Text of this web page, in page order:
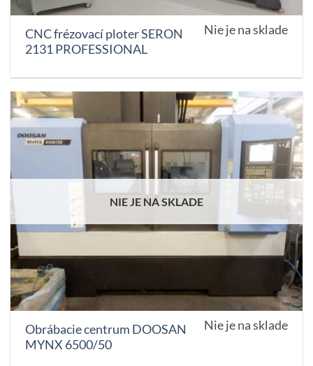
CNC frézovací ploter SERON
2131 PROFESSIONAL
Nie je na sklade
NIE JE NA SKLADE
Obrábacie centrum DOOSAN
MYNX 6500/50
Nie je na sklade